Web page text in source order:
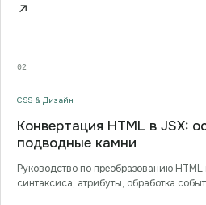
↗
02
CSS & Дизайн
Конвертация HTML в JSX:
подводные камни
Руководство по преобразованию
синтаксиса, атрибуты, обработка